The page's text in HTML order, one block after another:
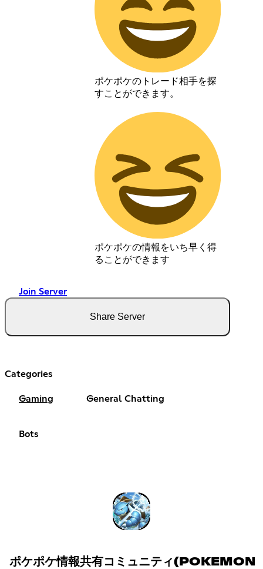
ポケポケのトレード相手を探
すことができます。
ポケポケの情報をいち早く得
ることができます
Join Server
Share Server
Categories
Gaming General Chatting
Bots
ポケポケ情報共有コミュニティ(POKEMON